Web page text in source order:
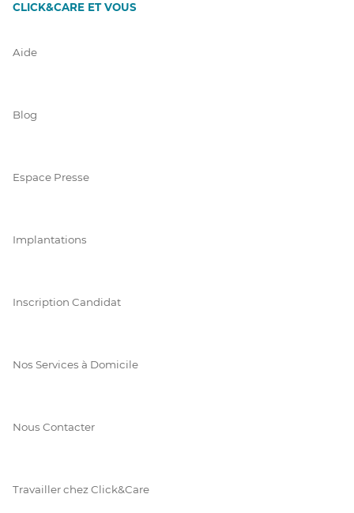
CLICK&CARE ET VOUS
Aide
Blog
Espace Presse
Implantations
Inscription Candidat
Nos Services à Domicile
Nous Contacter
Travailler chez Click&Care